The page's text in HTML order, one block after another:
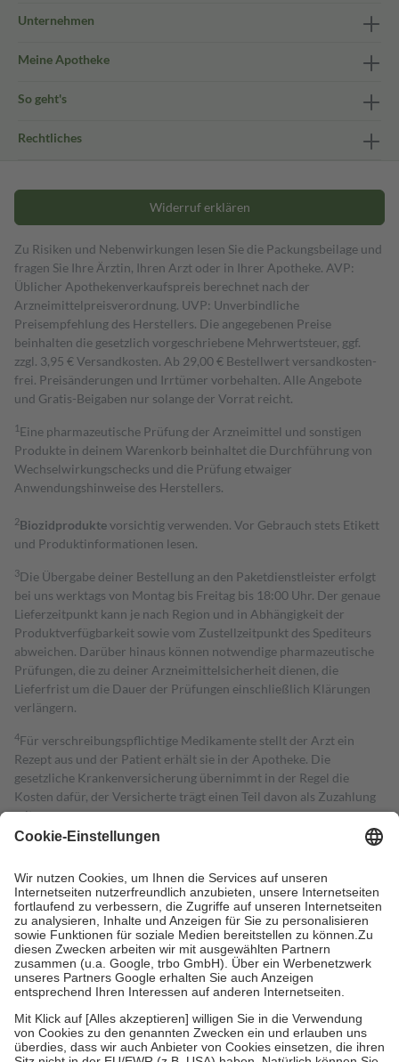
Unternehmen
Meine Apotheke
So geht's
Rechtliches
Widerruf erklären
Zu Risiken und Nebenwirkungen lesen Sie die Packungsbeilage und
fragen Sie Ihre Ärztin, Ihren Arzt oder in Ihrer Apotheke. AVP:
Üblicher Apothekenverkaufspreis berechnet nach der
Arzneimittelpreisverordnung. UVP: Unverbindliche
Preisempfehlung des Herstellers. Die angegebenen Preise
beinhalten die gesetzlich vorgeschriebene Mehrwertsteuer, ggf.
zzgl. 3,95 € Versandkosten. Ab 29,00 € Bestell­wert versand­kosten­
frei. Preisänderungen und Irrtümer vorbehalten. Alle Angebote
und Gratis-Beigaben nur solange der Vorrat reicht.
1 Eine pharmazeutische Prüfung der Arzneimittel und sonstigen
Produkte in deinem Warenkorb beinhaltet die Durchführung von
Wechselwirkungschecks und die Prüfung etwaiger
Anwendungshinweise des Herstellers.
2Biozidproduktevorsichtig verwenden. Vor Gebrauch stets Etikett
und Produktinformationen lesen.
3Die Übergabe deiner Bestellung an den Paketdienstleister erfolgt
bei uns werktags von Montag bis Freitag bis 18:00 Uhr. Der genaue
Lieferzeitpunkt kann je nach Region und in Abhängigkeit der
Produktverfügbarkeit sowie vom Zustellzeitpunkt des Spediteurs
abweichen. Darüber hinaus können notwendige pharmazeutische
Prüfungen, die zu deiner Arzneimittelsicherheit dienen, die
Lieferfrist um die Dauer der Prüfungen einschließlich Klärungen
verlängern.
4Für verschreibungspflichtige Medikamente stellt der Arzt ein
Rezept aus und der Patient erhält sie in der Apotheke. Die
gesetzliche Krankenversicherung übernimmt in der Regel die
Kosten dafür, der Versicherte trägt einen Teil davon als Zuzahlung
mit.
Grundsätzlich leisten Mitglieder Zuzahlungen in Höhe von zehn
höchstens zehn Euro.
Es sind jedoch nie mehr als die tatsächlichen
Kosten der Leistung zu entrichten.
Diese Regeln gelten grundsätzlich auch für Online-Apotheken.
Bei Heilmitteln und häuslicher Krankenpflege beträgt die
Zuzahlung zehn Prozent der Kosten sowie zehn Euro je
Verordnung.
Um das Engagement der Versicherten für ihre eigene Gesundheit zu
stärken und die besondere Stellung der Familie zu unterstützen,
fallenkeine Zuzahlungenan bei:
• Kindern und Jugendlichen bis zum vollendeten 18. Lebensjahr
mit Ausnahme der Fahrkosten